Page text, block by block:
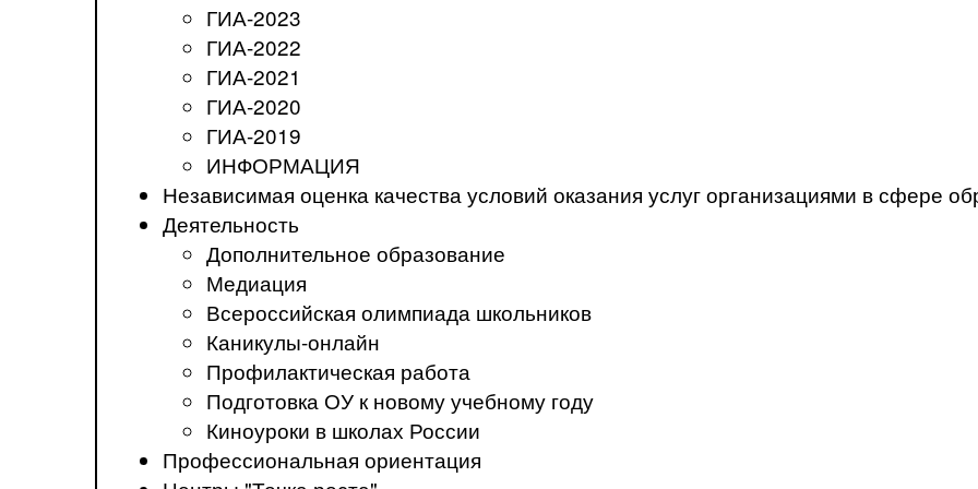
ГИА-2023
ГИА-2022
ГИА-2021
ГИА-2020
ГИА-2019
ИНФОРМАЦИЯ
Независимая оценка качества условий оказания услуг организациями в сфере
Деятельность
Дополнительное образование
Медиация
Всероссийская олимпиада школьников
Каникулы-онлайн
Профилактическая работа
Подготовка ОУ к новому учебному году
Киноуроки в школах России
Профессиональная ориентация